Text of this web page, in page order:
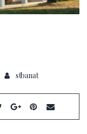
stbanat